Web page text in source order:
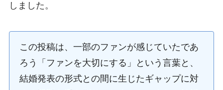
しました。
この投稿は、一部のファンが感じていたであ
ろう「ファンを大切にする」という言葉と、
結婚発表の形式との間に生じたギャップに対